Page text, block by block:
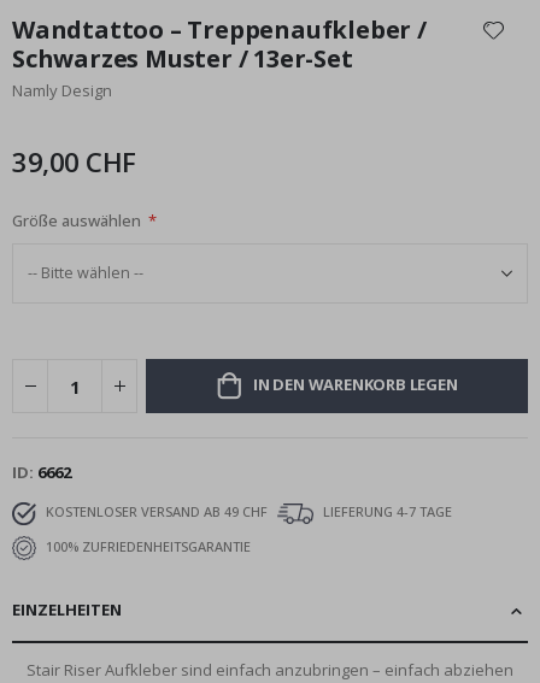
der
Bildgalerie
springen
Wandtattoo – Treppenaufkleber /
Schwarzes Muster / 13er-Set
Namly Design
39,00 CHF
Größe auswählen
IN DEN WARENKORB LEGEN
ID 6662
KOSTENLOSER VERSAND AB 49 CHF
LIEFERUNG 4-7 TAGE
100% ZUFRIEDENHEITSGARANTIE
EINZELHEITEN
Stair Riser Aufkleber sind einfach anzubringen – einfach abziehen